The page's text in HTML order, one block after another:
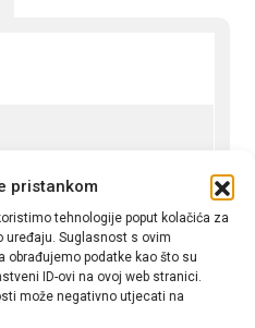
pristankom
tehnologije poput kolačića za
Suglasnost s ovim
podatke kao što su
ID-ovi na ovoj web stranici.
može negativno utjecati na